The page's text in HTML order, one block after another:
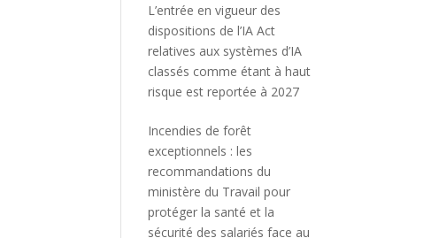
L’entrée en vigueur des
dispositions de l’IA Act
relatives aux systèmes d’IA
classés comme étant à haut
risque est reportée à 2027
Incendies de forêt
exceptionnels : les
recommandations du
ministère du Travail pour
protéger la santé et la
sécurité des salariés face au